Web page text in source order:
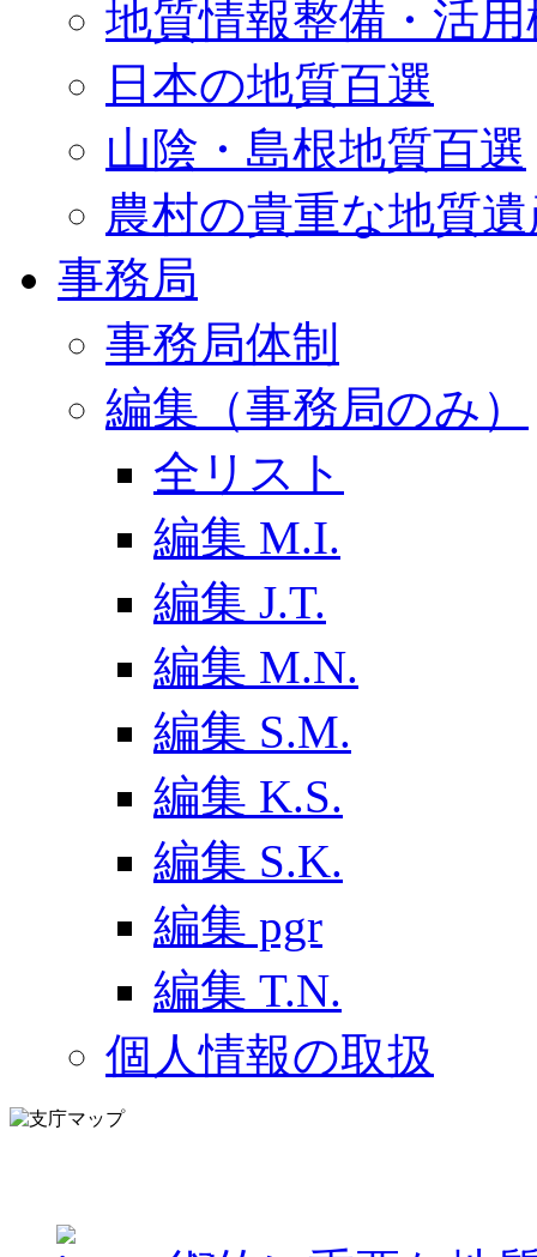
地質情報整備・活
日本の地質百選
山陰・島根地質百選
農村の貴重な地質
事務局
事務局体制
編集（事務局のみ）
全リスト
編集 M.I.
編集 J.T.
編集 M.N.
編集 S.M.
編集 K.S.
編集 S.K.
編集 pgr
編集 T.N.
個人情報の取扱